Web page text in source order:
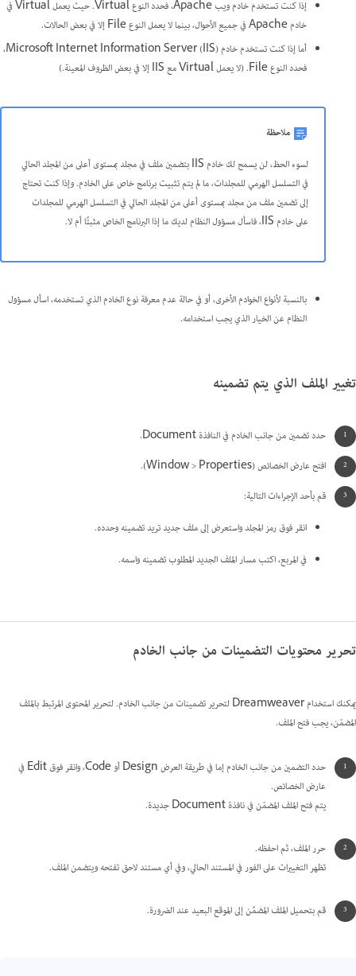
إذا كنت تستخدم خادم ويب Apache، فحدد النوع Virtual. حيث يعمل Virtual في
خادم Apache في جميع الأحوال، بينما لا يعمل النوع File إلا في بعض الحالات.
أما إذا كنت تستخدم خادم Microsoft Internet Information Server (IIS)‎،
فحدد النوع File. (لا يعمل Virtual مع IIS إلا في بعض الظروف المعينة.)
ملاحظة
‏‫لسوء الحظ، لن يسمح لك خادم IIS بتضمين ملف في مجلد بمستوى أعلى من المجلد الحالي
في التسلسل الهرمي للمجلدات، ما لم يتم تثبيت برنامج خاص على الخادم. وإذا كنت تحتاج
إلى تضمين ملف من مجلد بمستوى أعلى من المجلد الحالي في التسلسل الهرمي للمجلدات
على خادم IIS، فاسأل مسؤول النظام لديك ما إذا البرنامج الخاص مثبتًا أم لا.
بالنسبة لأنواع الخوادم الأخرى، أو في حالة عدم معرفة نوع الخادم الذي تستخدمه، اسأل مسؤول
النظام عن الخيار الذي يجب استخدامه.
تغيير الملف الذي يتم تضمينه
حدد تضمين من جانب الخادم في النافذة Document.
افتح عارض الخصائص ‏(Window > Properties).
قم بأحد الإجراءات التالية:
انقر فوق رمز المجلد واستعرض إلى ملف جديد تريد تضمينه وحدده.
في المربع، اكتب مسار الملف الجديد المطلوب تضمينه واسمه.
تحرير محتويات التضمينات من جانب الخادم
يمكنك استخدام Dreamweaver لتحرير تضمينات من جانب الخادم. لتحرير المحتوى المرتبط بالملف
المضمّن، يجب فتح الملف.
حدد التضمين من جانب الخادم إما في طريقة العرض Design أو Code، وانقر فوق Edit في
عارض الخصائص.
يتم فتح الملف المضمّن في نافذة Document جديدة.
حرر الملف، ثم احفظه.
تظهر التغييرات على الفور في المستند الحالي، وفي أي مستند لاحق تفتحه ويتضمن الملف.
قم بتحميل الملف المضمَّن إلى الموقع البعيد عند الضرورة.